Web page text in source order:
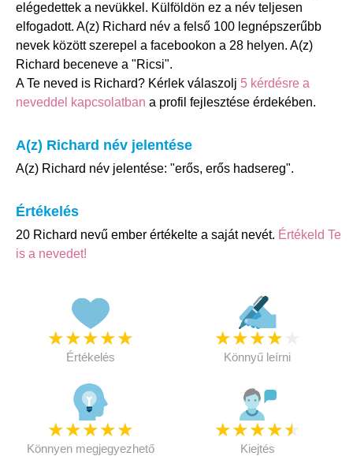
elégedettek a nevükkel. Külföldön ez a név teljesen
elfogadott. A(z) Richard név a felső 100 legnépszerűbb
nevek között szerepel a facebookon a 28 helyen. A(z)
Richard beceneve a "Ricsi".
A Te neved is Richard? Kérlek válaszolj 5 kérdésre a
neveddel kapcsolatban a profil fejlesztése érdekében.
A(z) Richard név jelentése
A(z) Richard név jelentése: "erős, erős hadsereg".
Értékelés
20 Richard nevű ember értékelte a saját nevét. Értékeld Te
is a nevedet!
★★★★★
Értékelés
★★★★
Könnyű leírni
★★★★★
Könnyen megjegyezhető
★★★★★
Kiejtés